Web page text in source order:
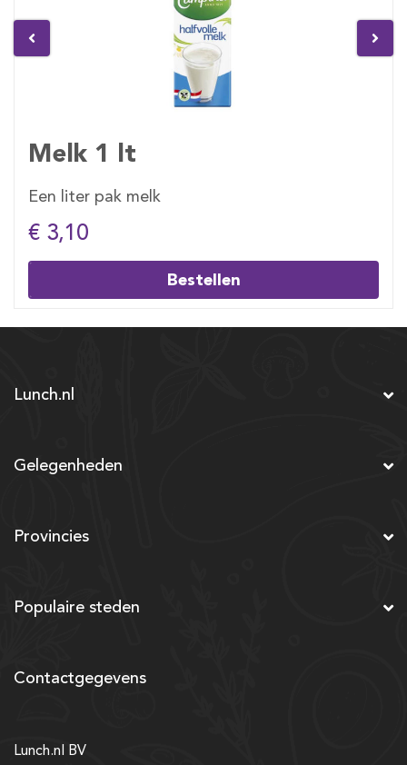
Melk 1 lt
Een liter pak melk
€ 3,10
Bestellen
Lunch.nl
Gelegenheden
Provincies
Populaire steden
Contactgegevens
Lunch.nl BV